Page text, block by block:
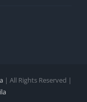
| All Rights Reserved |